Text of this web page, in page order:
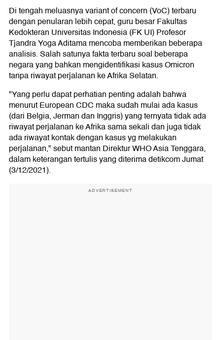
Di tengah meluasnya variant of concern (VoC) terbaru
dengan penularan lebih cepat, guru besar Fakultas
Kedokteran Universitas Indonesia (FK UI) Profesor
Tjandra Yoga Aditama mencoba memberikan beberapa
analisis. Salah satunya fakta terbaru soal beberapa
negara yang bahkan mengidentifikasi kasus Omicron
tanpa riwayat perjalanan ke Afrika Selatan.
"Yang perlu dapat perhatian penting adalah bahwa
menurut European CDC maka sudah mulai ada kasus
(dari Belgia, Jerman dan Inggris) yang ternyata tidak ada
riwayat perjalanan ke Afrika sama sekali dan juga tidak
ada riwayat kontak dengan kasus yg melakukan
perjalanan," sebut mantan Direktur WHO Asia Tenggara,
dalam keterangan tertulis yang diterima detikcom Jumat
(3/12/2021).
ADVERTISEMENT